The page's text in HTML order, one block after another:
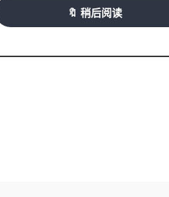
欧元；50至150
失联或不回应，
。法国租房纠纷
🔖 稍后阅读